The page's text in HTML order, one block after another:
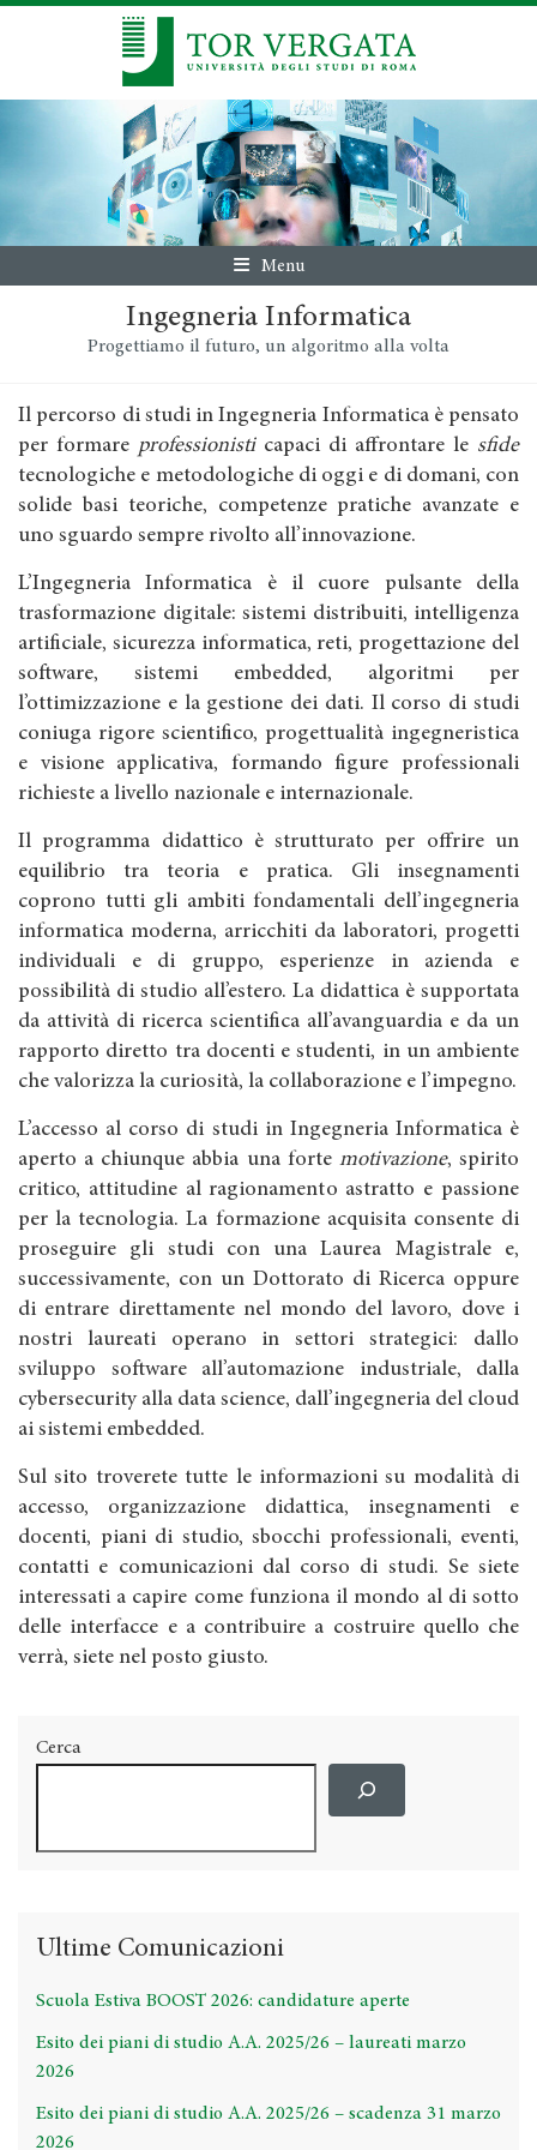
Menu
Ingegneria Informatica
Progettiamo il futuro, un algoritmo alla volta
Il percorso di studi in Ingegneria Informatica è pensato
per formare professionisticapaci di affrontare le sfide
tecnologiche e metodologiche di oggi e di domani, con
solide basi teoriche, competenze pratiche avanzate e
uno sguardo sempre rivolto all’innovazione.
L’Ingegneria Informatica è il cuore pulsante della
trasformazione digitale: sistemi distribuiti, intelligenza
artificiale, sicurezza informatica, reti, progettazione del
software, sistemi embedded, algoritmi per
l’ottimizzazione e la gestione dei dati. Il corso di studi
coniuga rigore scientifico, progettualità ingegneristica
e visione applicativa, formando figure professionali
richieste a livello nazionale e internazionale.
Il programma didattico è strutturato per offrire un
equilibrio tra teoria e pratica. Gli insegnamenti
coprono tutti gli ambiti fondamentali dell’ingegneria
informatica moderna, arricchiti da laboratori, progetti
individuali e di gruppo, esperienze in azienda e
possibilità di studio all’estero. La didattica è supportata
da attività di ricerca scientifica all’avanguardia e da un
rapporto diretto tra docenti e studenti, in un ambiente
che valorizza la curiosità, la collaborazione e l’impegno.
L’accesso al corso di studi in Ingegneria Informatica è
aperto a chiunque abbia una forte motivazione, spirito
critico, attitudine al ragionamento astratto e passione
per la tecnologia. La formazione acquisita consente di
proseguire gli studi con una Laurea Magistrale e,
successivamente, con un Dottorato di Ricerca oppure
di entrare direttamente nel mondo del lavoro, dove i
nostri laureati operano in settori strategici: dallo
sviluppo software all’automazione industriale, dalla
cybersecurity alla data science, dall’ingegneria del cloud
ai sistemi embedded.
Sul sito troverete tutte le informazioni su modalità di
accesso, organizzazione didattica, insegnamenti e
docenti, piani di studio, sbocchi professionali, eventi,
contatti e comunicazioni dal corso di studi. Se siete
interessati a capire come funziona il mondo al di sotto
delle interfacce e a contribuire a costruire quello che
verrà, siete nel posto giusto.
Cerca
Ultime Comunicazioni
Scuola Estiva BOOST 2026: candidature aperte
Esito dei piani di studio A.A. 2025/26 – laureati marzo
2026
Esito dei piani di studio A.A. 2025/26 – scadenza 31 marzo
2026